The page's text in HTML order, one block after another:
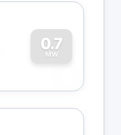
0.7
MW
0